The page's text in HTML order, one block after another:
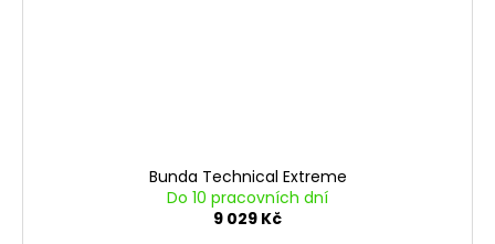
Bunda Technical Extreme
Do 10 pracovních dní
9 029 Kč